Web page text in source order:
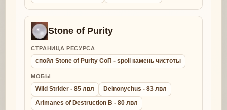
Stone of Purity
СТРАНИЦА РЕСУРСА
спойл Stone of Purity СоП - spoil камень чистоты
МОБЫ
Wild Strider - 85 лвл
Deinonychus - 83 лвл
Arimanes of Destruction B - 80 лвл